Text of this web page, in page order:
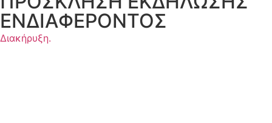
ΕΝΔΙΑΦΕΡΟΝΤΟΣ
Διακήρυξη.